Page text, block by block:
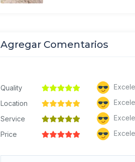
Agregar Comentarios
Quality
Location
Service
Price